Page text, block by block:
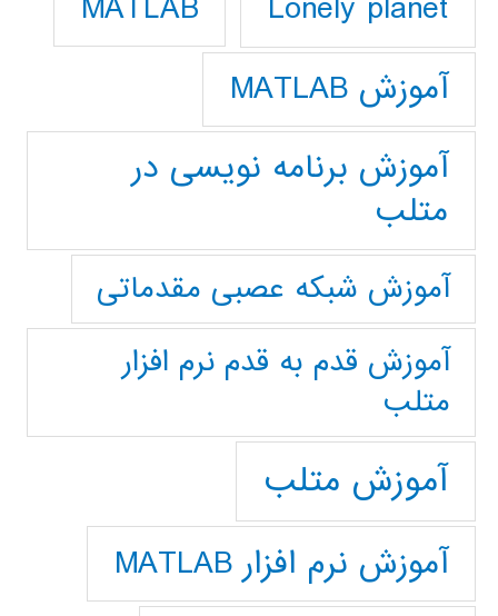
MATLAB
آموزش MATLAB
آموزش برنامه نویسی در
متلب
آموزش شبکه عصبی مقدماتی
آموزش قدم به قدم نرم افزار
متلب
آموزش متلب
آموزش نرم افزار MATLAB